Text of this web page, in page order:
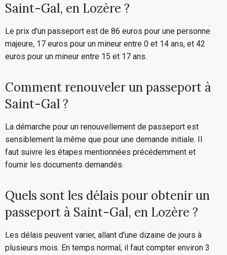
Saint-Gal, en Lozère ?
Le prix d'un passeport est de 86 euros pour une personne
majeure, 17 euros pour un mineur entre 0 et 14 ans, et 42
euros pour un mineur entre 15 et 17 ans.
Comment renouveler un passeport à
Saint-Gal ?
La démarche pour un renouvellement de passeport est
sensiblement la même que pour une demande initiale. Il
faut suivre les étapes mentionnées précédemment et
fournir les documents demandés.
Quels sont les délais pour obtenir un
passeport à Saint-Gal, en Lozère ?
Les délais peuvent varier, allant d'une dizaine de jours à
plusieurs mois. En temps normal, il faut compter environ 3